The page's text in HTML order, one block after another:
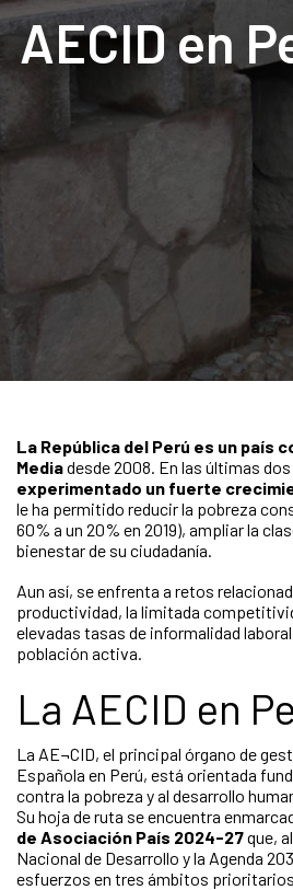
AECID en
La República del Perú es un país
Mediadesde 2008. En las últimas
experimentado un fuerte
le ha permitido reducir la pobreza
60% a un 20% en 2019), ampliar la
bienestar de su ciudadanía.
Aun así, se enfrenta a retos
productividad, la limitada
elevadas tasas de informalidad
población activa.
La AECID en
La AE¬CID, el principal órgano de
Española en Perú, está orientada
contra la pobreza y al desarrollo
Su hoja de ruta se encuentra
de Asociación País 2024-27que,
Nacional de Desarrollo y la Agenda
esfuerzos en tres ámbitos